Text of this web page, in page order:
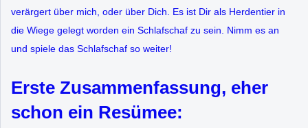
verärgert über mich, oder über Dich. Es ist Dir als Herdentier in
die Wiege gelegt worden ein Schlafschaf zu sein. Nimm es an
und spiele das Schlafschaf so weiter!
Erste Zusammenfassung, eher
schon ein Resümee: